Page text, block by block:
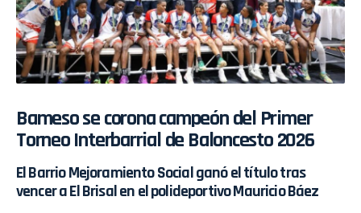
Bameso se corona campeón del Primer
Torneo Interbarrial de Baloncesto 2026
El Barrio Mejoramiento Social ganó el título tras
vencer a El Brisal en el polideportivo Mauricio Báez